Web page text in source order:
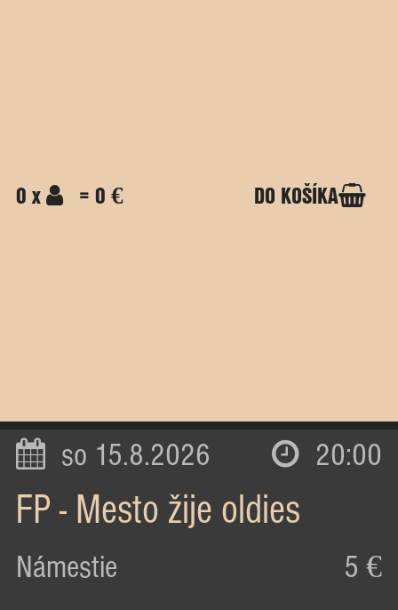
0 x = 0 € DO KOŠÍKA
so 15.8.2026 20:00
FP - Mesto žije oldies
Námestie 5 €